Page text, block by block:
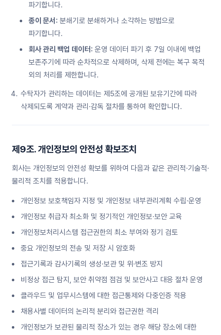
파기합니다.
종이 문서: 분쇄기로 분쇄하거나 소각하는 방법으로
파기합니다.
회사 관리 백업 데이터: 운영 데이터 파기 후 7일 이내에 백업
보존주기에 따라 순차적으로 삭제하며, 삭제 전에는 복구 목적
외의 처리를 제한합니다.
수탁자가 관리하는 데이터는 제5조에 공개된 보유기간에 따라
삭제되도록 계약과 관리·감독 절차를 통하여 확인합니다.
제9조. 개인정보의 안전성 확보조치
회사는 개인정보의 안전성 확보를 위하여 다음과 같은 관리적·기술적·
물리적 조치를 적용합니다.
개인정보 보호책임자 지정 및 개인정보 내부관리계획 수립·운영
개인정보 취급자 최소화 및 정기적인 개인정보·보안 교육
개인정보처리시스템 접근권한의 최소 부여와 정기 검토
중요 개인정보의 전송 및 저장 시 암호화
접근기록과 감사기록의 생성·보관 및 위·변조 방지
비정상 접근 탐지, 보안 취약점 점검 및 보안사고 대응 절차 운영
클라우드 및 업무시스템에 대한 접근통제와 다중인증 적용
채용사별 데이터의 논리적 분리와 접근권한 격리
개인정보가 보관된 물리적 장소가 있는 경우 해당 장소에 대한